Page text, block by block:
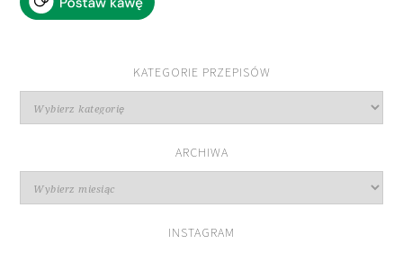
KATEGORIE PRZEPISÓW
przepisów
ARCHIWA
INSTAGRAM